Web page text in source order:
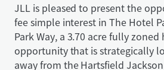
JLL is pleased to present the
fee simple interest in The Hotel
Park Way, a 3.70 acre fully
opportunity that is strategically
away from the Hartsfield